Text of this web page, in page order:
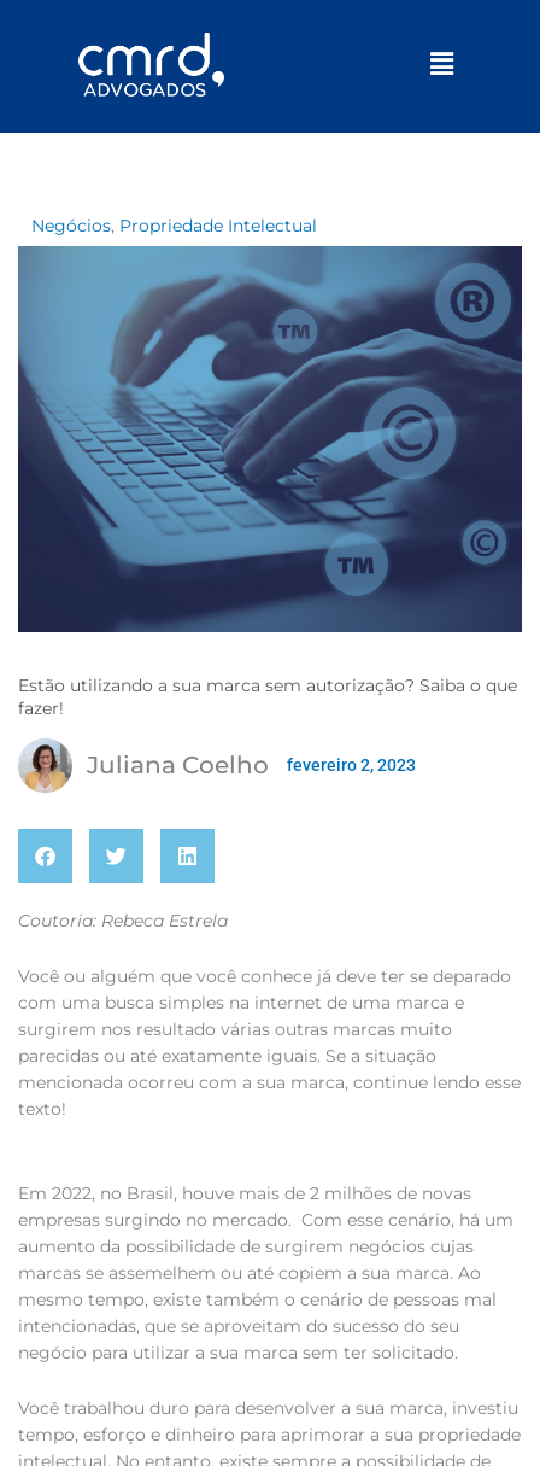
Menu
Negócios, Propriedade Intelectual
Estão utilizando a sua marca sem autorização? Saiba o que
fazer!
Juliana Coelho fevereiro 2, 2023
Coutoria: Rebeca Estrela
Você ou alguém que você conhece já deve ter se deparado
com uma busca simples na internet de uma marca e
surgirem nos resultado várias outras marcas muito
parecidas ou até exatamente iguais. Se a situação
mencionada ocorreu com a sua marca, continue lendo esse
texto!
Em 2022, no Brasil, houve mais de 2 milhões de novas
empresas surgindo no mercado. Com esse cenário, há um
aumento da possibilidade de surgirem negócios cujas
marcas se assemelhem ou até copiem a sua marca. Ao
mesmo tempo, existe também o cenário de pessoas mal
intencionadas, que se aproveitam do sucesso do seu
negócio para utilizar a sua marca sem ter solicitado.
Você trabalhou duro para desenvolver a sua marca, investiu
tempo, esforço e dinheiro para aprimorar a sua propriedade
intelectual. No entanto, existe sempre a possibilidade de